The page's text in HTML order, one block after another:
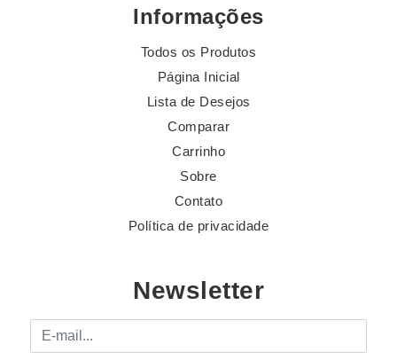
Informações
Todos os Produtos
Página Inicial
Lista de Desejos
Comparar
Carrinho
Sobre
Contato
Política de privacidade
Newsletter
E-mail